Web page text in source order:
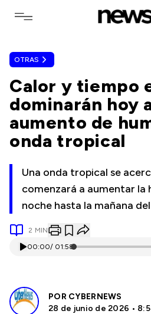
Toggle navigation menu
OTRAS
Calor y tiempo
dominarán hoy
aumento de
onda tropical
Una onda tropical se
comenzará a aumentar la
noche hasta la mañana
2 MIN
00:00/ 01:58
POR CYBERNEWS
28 de junio de 2026 •